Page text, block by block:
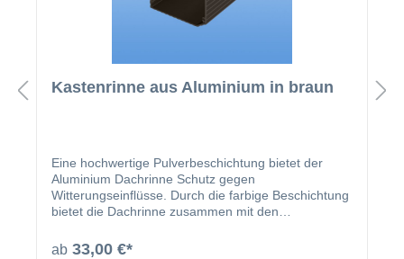
Kastenrinne aus Aluminium in braun
Eine hochwertige Pulverbeschichtung bietet der
Aluminium Dachrinne Schutz gegen
Witterungseinflüsse. Durch die farbige Beschichtung
bietet die Dachrinne zusammen mit den
homogenes Gesamtbild.
ab 33,00 €*